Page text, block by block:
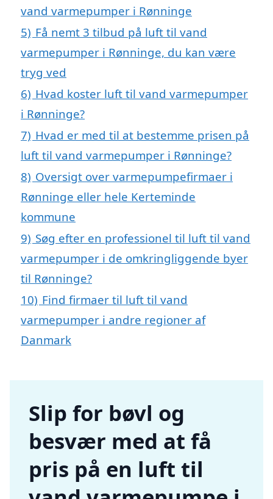
vand varmepumper i Rønninge
5) Få nemt 3 tilbud på luft til vand
varmepumper i Rønninge, du kan være
tryg ved
6) Hvad koster luft til vand varmepumper
i Rønninge?
7) Hvad er med til at bestemme prisen på
luft til vand varmepumper i Rønninge?
8) Oversigt over varmepumpefirmaer i
Rønninge eller hele Kerteminde
kommune
9) Søg efter en professionel til luft til vand
varmepumper i de omkringliggende byer
til Rønninge?
10) Find firmaer til luft til vand
varmepumper i andre regioner af
Danmark
Slip for bøvl og
besvær med at få
pris på en luft til